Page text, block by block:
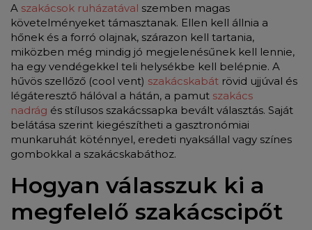
A szakácsok ruházatával szemben magas
követelményeket támasztanak. Ellen kell állnia a
hőnek és a forró olajnak, szárazon kell tartania,
miközben még mindig jó megjelenésűnek kell lennie,
ha egy vendégekkel teli helysékbe kell belépnie. A
hűvös szellőző (cool vent) szakácskabát rövid ujjúval és
légáteresztő hálóval a hátán, a pamut szakács
nadrág és stílusos szakácssapka bevált választás. Saját
belátása szerint kiegészítheti a gasztronómiai
munkaruhát köténnyel, eredeti nyaksállal vagy színes
gombokkal a szakácskabáthoz.
Hogyan válasszuk ki a
megfelelő szakácscipőt